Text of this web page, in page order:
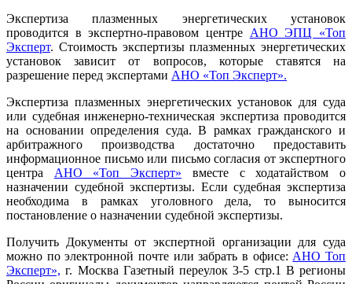
Экспертиза плазменных энергетических установок
проводится в экспертно-правовом центре АНО ЭПЦ «Топ
Эксперт. Стоимость экспертизы плазменных энергетических
установок зависит от вопросов, которые ставятся на
разрешение перед экспертами АНО «Топ Эксперт».
Экспертиза плазменных энергетических установок для суда
или судебная инженерно-техническая экспертиза проводится
на основании определения суда. В рамках гражданского и
арбитражного производства достаточно предоставить
информационное письмо или письмо согласия от экспертного
центра АНО «Топ Эксперт» вместе с ходатайством о
назначении судебной экспертизы. Если судебная экспертиза
необходима в рамках уголовного дела, то выносится
постановление о назначении судебной экспертизы.
Получить Документы от экспертной организации для суда
можно по электронной почте или забрать в офисе: АНО Топ
Эксперт», г. Москва Газетный переулок 3-5 стр.1 В регионы